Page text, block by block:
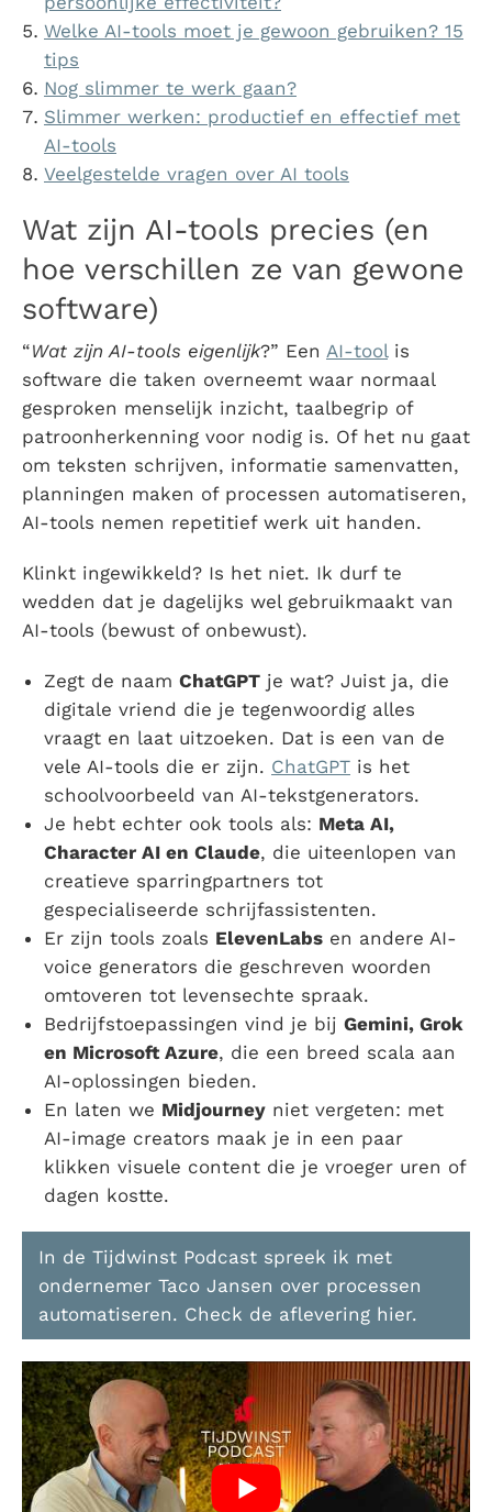
Welke AI-tools moet je gewoon gebruiken? 15
tips
Nog slimmer te werk gaan?
Slimmer werken: productief en effectief met
AI-tools
Veelgestelde vragen over AI tools
Wat zijn AI-tools precies (en
hoe verschillen ze van gewone
software)
“Wat zijn AI-tools eigenlijk?” Een AI-toolis
software die taken overneemt waar normaal
gesproken menselijk inzicht, taalbegrip of
patroonherkenning voor nodig is. Of het nu gaat
om teksten schrijven, informatie samenvatten,
planningen maken of processen automatiseren,
AI-tools nemen repetitief werk uit handen.
Klinkt ingewikkeld? Is het niet. Ik durf te
wedden dat je dagelijks wel gebruikmaakt van
AI-tools (bewust of onbewust).
Zegt de naam ChatGPT je wat? Juist ja, die
digitale vriend die je tegenwoordig alles
vraagt en laat uitzoeken. Dat is een van de
vele AI-tools die er zijn. ChatGPT is het
schoolvoorbeeld van AI-tekstgenerators.
Je hebt echter ook tools als: Meta AI,
Character AI en Claude, die uiteenlopen van
creatieve sparringpartners tot
gespecialiseerde schrijfassistenten.
Er zijn tools zoals ElevenLabs en andere AI-
voice generators die geschreven woorden
omtoveren tot levensechte spraak.
Bedrijfstoepassingen vind je bij Gemini, Grok
en Microsoft Azure, die een breed scala aan
AI-oplossingen bieden.
En laten we Midjourney niet vergeten: met
AI-image creators maak je in een paar
klikken visuele content die je vroeger uren of
dagen kostte.
In de Tijdwinst Podcast spreek ik met
ondernemer Taco Jansen over processen
automatiseren. Check de aflevering hier.